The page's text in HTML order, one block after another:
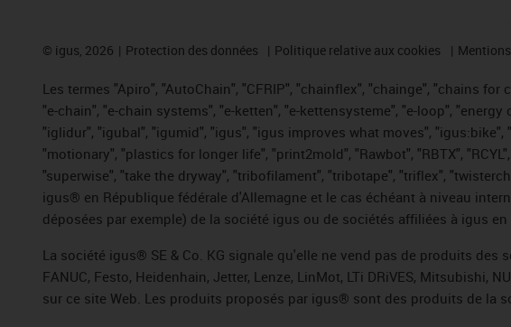
© igus, 2026 Protection des données Politique relative aux cookies
Les termes "Apiro", "AutoChain", "CFRIP", "chainflex", "chainge", "chains
"e-chain", "e-chain systems", "e-ketten", "e-kettensysteme", "e-loop",
"iglidur", "igubal", "igumid", "igus", "igus improves what moves",
"motionary", "plastics for longer life", "print2mold", "Rawbot", "RBTX",
"superwise", "take the dryway", "tribofilament", "tribotape", "triflex",
igus® en République fédérale d'Allemagne et le cas échéant à niveau
déposées par exemple) de la société igus ou de sociétés affiliées à igus
La société igus® SE & Co. KG signale qu'elle ne vend pas de produits des
FANUC, Festo, Heidenhain, Jetter, Lenze, LinMot, LTi DRiVES, Mitsubishi,
sur ce site Web. Les produits proposés par igus® sont des produits de la